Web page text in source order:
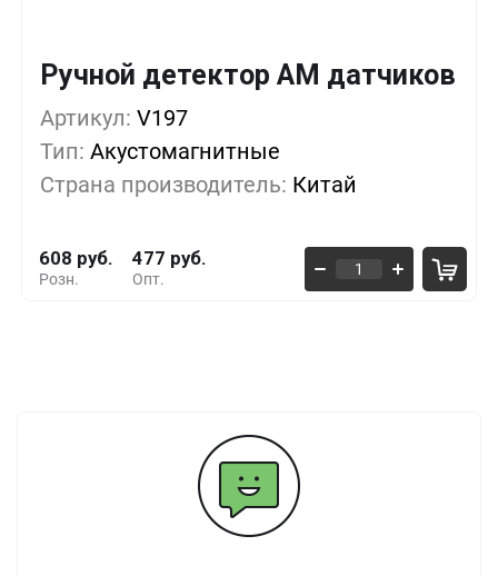
Ручной детектор АМ датчиков
Артикул: V197
Тип: Акустомагнитные
Страна производитель: Китай
Розн.
608 руб.
Опт.
477 руб.
Кол-во Выгода За 1 шт.
1+ 0%
5+ -5%
10+ -18%